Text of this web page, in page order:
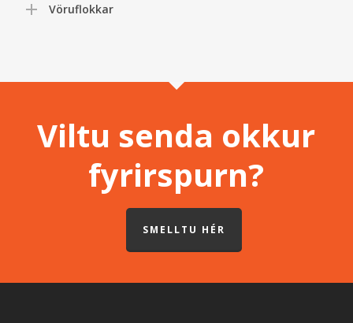
Vöruflokkar
Viltu senda okkur
fyrirspurn?
SMELLTU HÉR